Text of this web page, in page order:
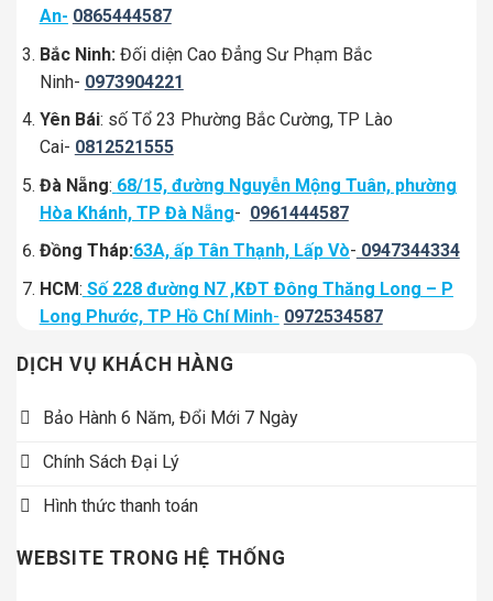
An- 0865444587
Bắc Ninh: Đối diện Cao Đẳng Sư Phạm Bắc
Ninh- 0973904221
Yên Bái: số Tổ 23 Phường Bắc Cường, TP Lào
Cai- 0812521555
Đà Nẵng: 68/15, đường Nguyễn Mộng Tuân, phường
Hòa Khánh, TP Đà Nẵng- 0961444587
Đồng Tháp:63A, ấp Tân Thạnh, Lấp Vò- 0947344334
HCM: Số 228 đường N7 ,KĐT Đông Thăng Long – P
Long Phước, TP Hồ Chí Minh- 0972534587
DỊCH VỤ KHÁCH HÀNG
Bảo Hành 6 Năm, Đổi Mới 7 Ngày
Chính Sách Đại Lý
Hình thức thanh toán
WEBSITE TRONG HỆ THỐNG